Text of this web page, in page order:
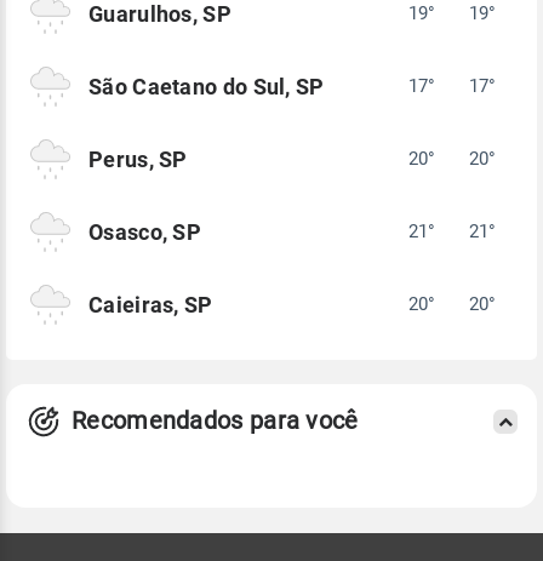
Guarulhos, SP 19° 19°
São Caetano do Sul, SP 17° 17°
Perus, SP 20° 20°
Osasco, SP 21° 21°
Caieiras, SP 20° 20°
Recomendados para você